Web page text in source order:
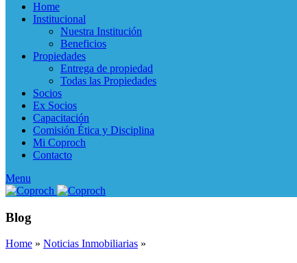
Home
Institucional
Nuestra Institución
Beneficios
Propiedades
Entrega de propiedad
Todas las Propiedades
Socios
Ex Socios
Capacitación
Comisión Ética y Disciplina
Mi Coproch
Contacto
Menu
Blog
Home » Noticias Inmobiliarias »